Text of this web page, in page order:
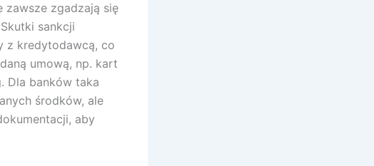
zawsze zgadzają się
sankcji
z kredytodawcą, co
umową, np. kart
Dla banków taka
środków, ale
aby